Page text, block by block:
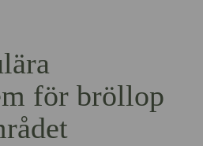
för bröllop